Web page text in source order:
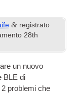
& registrato
28th
un nuovo
BLE di
problemi che